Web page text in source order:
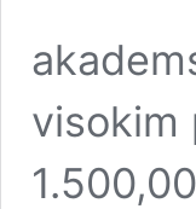
visokim